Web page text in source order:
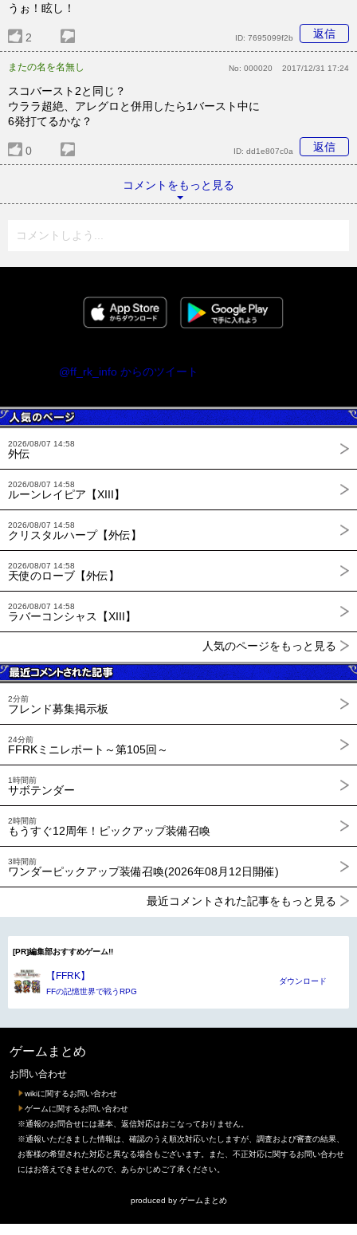
うぉ！眩し！
2 返信
ID: 7695099f2b
またの名を名無し No: 000020 2017/12/31 17:24
スコバースト2と同じ？
ウララ超絶、アレグロと併用したら1バースト中に
6発打てるかな？
0 返信
ID: dd1e807c0a
コメントをもっと見る
コメントしよう...
@ff_rk_info からのツイート
2026/08/07 14:58
外伝
2026/08/07 14:58
ルーンレイピア【XIII】
2026/08/07 14:58
クリスタルハープ【外伝】
2026/08/07 14:58
天使のローブ【外伝】
2026/08/07 14:58
ラバーコンシャス【XIII】
人気のページをもっと見る
2分前
フレンド募集掲示板
24分前
FFRKミニレポート～第105回～
1時間前
サボテンダー
2時間前
もうすぐ12周年！ピックアップ装備召喚
3時間前
ワンダーピックアップ装備召喚(2026年08月12日開催)
最近コメントされた記事をもっと見る
[PR]編集部おすすめゲーム!!
【FFRK】
FFの記憶世界で戦うRPG
ダウンロード
ゲームまとめ
お問い合わせ
wikiに関するお問い合わせ
ゲームに関するお問い合わせ
※通報のお問合せには基本、返信対応はおこなっておりません。
※通報いただきました情報は、確認のうえ順次対応いたしますが、調査および審査の結果、
お客様の希望された対応と異なる場合もございます。また、不正対応に関するお問い合わせ
にはお答えできませんので、あらかじめご了承ください。
produced by ゲームまとめ